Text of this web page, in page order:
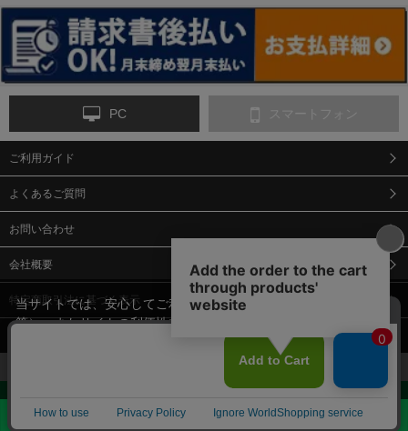
お見積・ご購入へ
ンス
9-点字マット・タイ
13-誘導灯・誘導棒・
14-ライフジャケット
PC スマートフォン
ご利用ガイド
よくあるご質問
お問い合わせ
会社概要
特定商取引法に基づく表示
Copyright© 2018 Sendaimeiban All Rights Reserved.
当サイトでは、安心してご利用いただくため（なりすまし防止
等）、またサイトの利便性向上のため、クッキー(Cookie)を使用
しています。 サイトのクッキー(Cookie)の使用に関しては、「プ
」をお読みください。 承諾する